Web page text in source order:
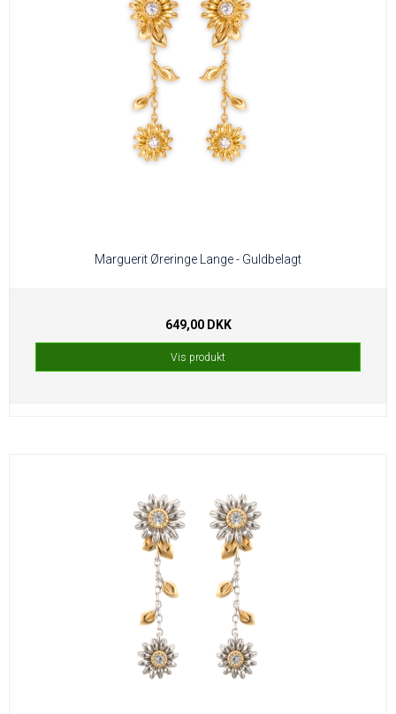
Marguerit Øreringe Lange - Guldbelagt
649,00 DKK
Vis produkt